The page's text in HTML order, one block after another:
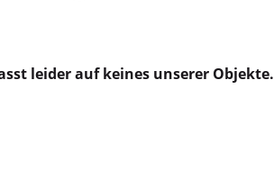
leider auf keines unserer Objekte.